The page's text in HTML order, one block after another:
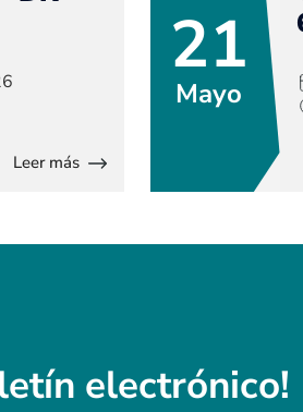
Leer más
21
Mayo
electrónico!